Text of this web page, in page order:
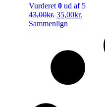
Vurderet 0 ud af 5
43,00kr. 35,00kr.
Sammenlign